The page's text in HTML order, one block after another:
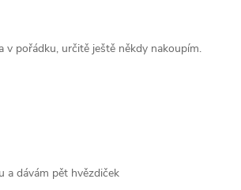
v pořádku, určitě ještě někdy nakoupím.
a dávám pět hvězdiček